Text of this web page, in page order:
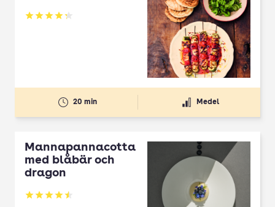
Betyg: 4.3 av 5
20 min Medel
Mannapannacotta
med blåbär och
dragon
Betyg: 4.5 av 5